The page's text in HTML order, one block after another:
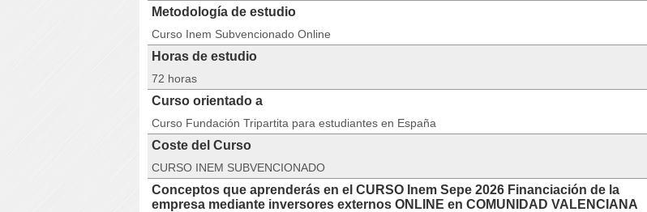
Metodología de estudio
Curso Inem Subvencionado Online
Horas de estudio
72 horas
Curso orientado a
Curso Fundación Tripartita para estudiantes en España
Coste del Curso
CURSO INEM SUBVENCIONADO
Conceptos que aprenderás en el CURSO Inem Sepe 2026 Financiación de la
empresa mediante inversores externos ONLINE en COMUNIDAD VALENCIANA